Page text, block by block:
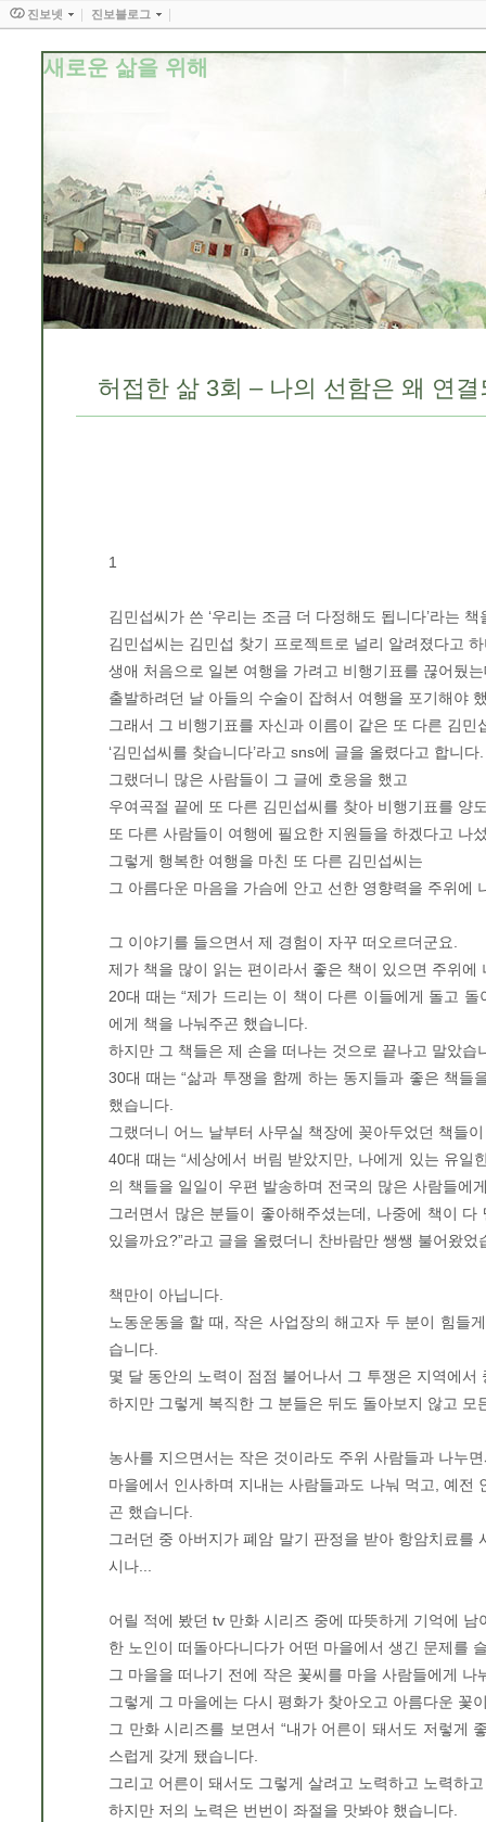
새로운 삶을 위해
허접한 삶 3회 – 나의 선함은 왜 연
1
김민섭씨가 쓴 ‘우리는 조금 더 다정해도 됩니다’라는
김민섭씨는 김민섭 찾기 프로젝트로 널리 알려졌다고
생애 처음으로 일본 여행을 가려고 비행기표를 끊어뒀
출발하려던 날 아들의 수술이 잡혀서 여행을 포기해야
그래서 그 비행기표를 자신과 이름이 같은 또 다른 김민
‘김민섭씨를 찾습니다’라고 sns에 글을 올렸다고 합니다.
그랬더니 많은 사람들이 그 글에 호응을 했고
우여곡절 끝에 또 다른 김민섭씨를 찾아 비행기표를 양
또 다른 사람들이 여행에 필요한 지원들을 하겠다고 나
그렇게 행복한 여행을 마친 또 다른 김민섭씨는
그 아름다운 마음을 가슴에 안고 선한 영향력을 주위에
그 이야기를 들으면서 제 경험이 자꾸 떠오르더군요.
제가 책을 많이 읽는 편이라서 좋은 책이 있으면 주위
20대 때는 “제가 드리는 이 책이 다른 이들에게 돌고
에게 책을 나눠주곤 했습니다.
하지만 그 책들은 제 손을 떠나는 것으로 끝나고 말았습
30대 때는 “삶과 투쟁을 함께 하는 동지들과 좋은 책
했습니다.
그랬더니 어느 날부터 사무실 책장에 꽂아두었던 책들
40대 때는 “세상에서 버림 받았지만, 나에게 있는 유
의 책들을 일일이 우편 발송하며 전국의 많은 사람들에
그러면서 많은 분들이 좋아해주셨는데, 나중에 책이
있을까요?”라고 글을 올렸더니 찬바람만 쌩쌩 불어왔었
책만이 아닙니다.
노동운동을 할 때, 작은 사업장의 해고자 두 분이 힘들
습니다.
몇 달 동안의 노력이 점점 불어나서 그 투쟁은 지역에
하지만 그렇게 복직한 그 분들은 뒤도 돌아보지 않고 모
농사를 지으면서는 작은 것이라도 주위 사람들과 나누
마을에서 인사하며 지내는 사람들과도 나눠 먹고, 예
곤 했습니다.
그러던 중 아버지가 폐암 말기 판정을 받아 항암치료
시나...
어릴 적에 봤던 tv 만화 시리즈 중에 따뜻하게 기억에 남
한 노인이 떠돌아다니다가 어떤 마을에서 생긴 문제를
그 마을을 떠나기 전에 작은 꽃씨를 마을 사람들에게 나
그렇게 그 마을에는 다시 평화가 찾아오고 아름다운 꽃
그 만화 시리즈를 보면서 “내가 어른이 돼서도 저렇게
스럽게 갖게 됐습니다.
그리고 어른이 돼서도 그렇게 살려고 노력하고 노력하
하지만 저의 노력은 번번이 좌절을 맛봐야 했습니다.
진보넷 진보블로그